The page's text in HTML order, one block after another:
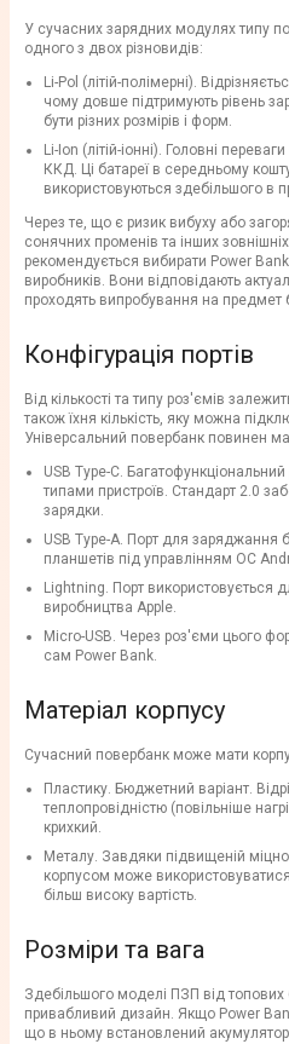
У сучасних зарядних модулях типу
одного з двох різновидів:
Li-Pol (літій-полімерні).
чому довше підтримують рівень
бути різних розмірів і форм.
Li-Ion (літій-іонні). Головні
ККД. Ці батареї в середньому
використовуються здебільшого в
Через те, що є ризик вибуху або
сонячних променів та інших
рекомендується вибирати Power
виробників. Вони відповідають
проходять випробування на предмет
Конфігурація портів
Від кількості та типу роз'ємів
також їхня кількість, яку можна
Універсальний повербанк повинен
USB Type-C.
типами пристроїв. Стандарт 2.0
зарядки.
USB Type-A. Порт для заряджання
планшетів під управлінням ОС
Lightning. Порт використовується
виробництва Apple.
Micro-USB. Через роз'єми цього
сам Power Bank.
Матеріал корпусу
Сучасний повербанк може мати
Пластику. Бюджетний варіант.
теплопровідністю (повільніше
крихкий.
Металу. Завдяки підвищеній
корпусом може
більш високу вартість.
Розміри та вага
Здебільшого моделі ПЗП від топових
привабливий дизайн. Якщо Power
що в ньому встановлений